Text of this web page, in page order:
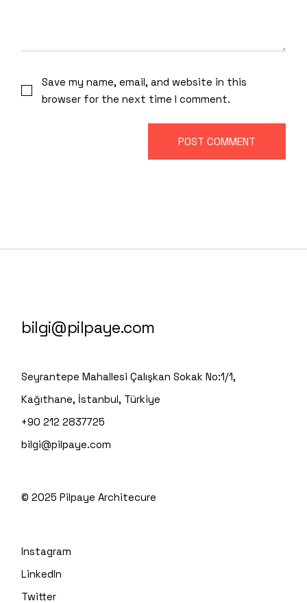
Save my name, email, and website in this
browser for the next time I comment.
POST COMMENT
bilgi@pilpaye.com
Seyrantepe Mahallesi Çalışkan Sokak No:1/1,
Kağıthane, İstanbul, Türkiye
+90 212 2837725
bilgi@pilpaye.com
© 2025Pilpaye Architecure
Instagram
LinkedIn
Twitter